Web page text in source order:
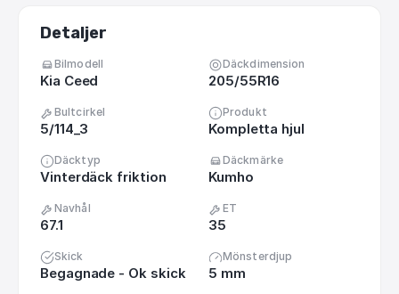
Detaljer
Bilmodell
Kia Ceed
Däckdimension
205/55R16
Bultcirkel
5/114_3
Produkt
Kompletta hjul
Däcktyp
Vinterdäck friktion
Däckmärke
Kumho
Navhål
67.1
ET
35
Skick
Begagnade - Ok skick
Mönsterdjup
5 mm